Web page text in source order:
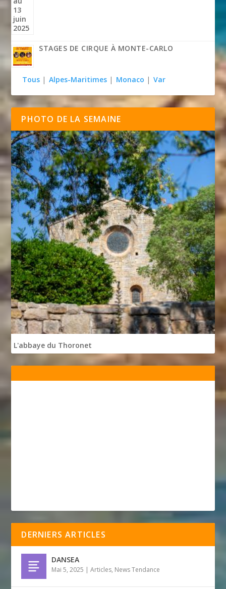
STAGES DE CIRQUE À MONTE-CARLO
Tous | Alpes-Maritimes | Monaco | Var
PHOTO DE LA SEMAINE
L'abbaye du Thoronet
DERNIERS ARTICLES
DANSEA
Mai 5, 2025 |Articles, News Tendance